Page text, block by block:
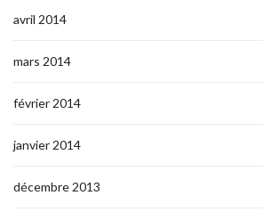
avril 2014
mars 2014
février 2014
janvier 2014
décembre 2013